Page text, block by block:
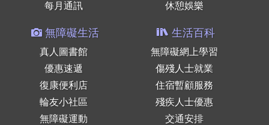
每月通訊
休憩娛樂
無障礙生活
真人圖書館
優惠速遞
復康便利店
輪友小社區
無障礙運動
生活百科
無障礙網上學習
傷殘人士就業
住宿暫顧服務
殘疾人士優惠
交通安排